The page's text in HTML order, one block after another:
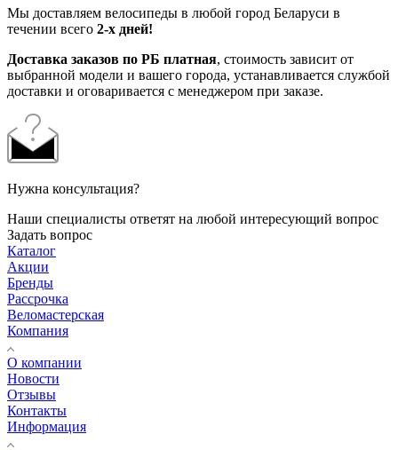
Мы доставляем велосипеды в любой город Беларуси в
течении всего 2-х дней!
Доставка заказов по РБ платная, стоимость зависит от
выбранной модели и вашего города, устанавливается службой
доставки и оговаривается с менеджером при заказе.
Нужна консультация?
Наши специалисты ответят на любой интересующий вопрос
Задать вопрос
Каталог
Акции
Бренды
Рассрочка
Веломастерская
Компания
О компании
Новости
Отзывы
Контакты
Информация